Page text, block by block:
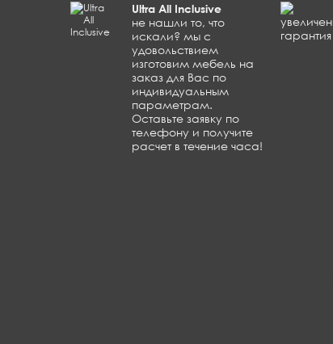
Ultra All Inclusive
не нашли то, что
искали? мы с
удовольствием
изготовим мебель на
заказ для Вас по
индивидуальным
параметрам.
Оставьте заявку по
телефону и получите
расчет в течение часа!